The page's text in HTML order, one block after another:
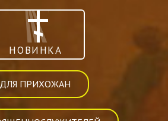
НОВИНКА
ДЛЯ ПРИХОЖАН